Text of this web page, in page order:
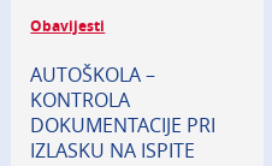
Obavijesti
AUTOŠKOLA –
KONTROLA
DOKUMENTACIJE PRI
IZLASKU NA ISPITE